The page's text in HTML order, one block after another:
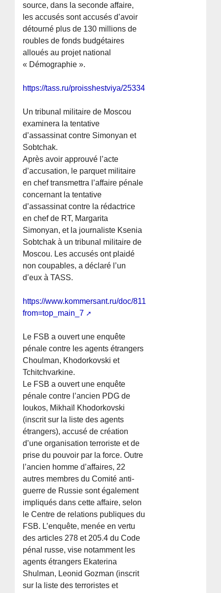
source, dans la seconde affaire,
les accusés sont accusés d’avoir
détourné plus de 130 millions de
roubles de fonds budgétaires
alloués au projet national
« Démographie ».
https://tass.ru/proisshestviya/25334583
Un tribunal militaire de Moscou
examinera la tentative
d’assassinat contre Simonyan et
Sobtchak.
Après avoir approuvé l’acte
d’accusation, le parquet militaire
en chef transmettra l’affaire pénale
concernant la tentative
d’assassinat contre la rédactrice
en chef de RT, Margarita
Simonyan, et la journaliste Ksenia
Sobtchak à un tribunal militaire de
Moscou. Les accusés ont plaidé
non coupables, a déclaré l’un
d’eux à TASS.
https://www.kommersant.ru/doc/8119558?
from=top_main_7
Le FSB a ouvert une enquête
pénale contre les agents étrangers
Choulman, Khodorkovski et
Tchitchvarkine.
Le FSB a ouvert une enquête
pénale contre l’ancien PDG de
Ioukos, Mikhaïl Khodorkovski
(inscrit sur la liste des agents
étrangers), accusé de création
d’une organisation terroriste et de
prise du pouvoir par la force. Outre
l’ancien homme d’affaires, 22
autres membres du Comité anti-
guerre de Russie sont également
impliqués dans cette affaire, selon
le Centre de relations publiques du
FSB. L’enquête, menée en vertu
des articles 278 et 205.4 du Code
pénal russe, vise notamment les
agents étrangers Ekaterina
Shulman, Leonid Gozman (inscrit
sur la liste des terroristes et